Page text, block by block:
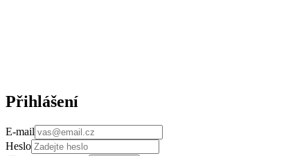
Přihlášení
E-mail
Heslo